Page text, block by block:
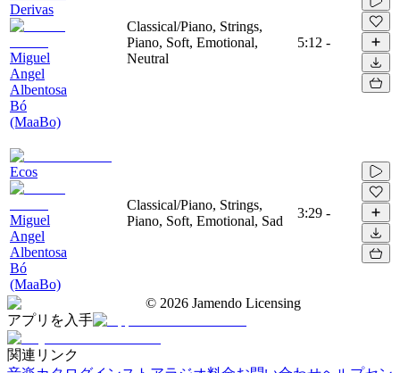
Derivas
Miguel
Angel
Albentosa
Bó
(MaaBo)
Classical/Piano, Strings,
Piano, Soft, Emotional,
Neutral
5:12 -
Ecos
Miguel
Angel
Albentosa
Bó
(MaaBo)
Classical/Piano, Strings,
Piano, Soft, Emotional, Sad
3:29 -
© 2026 Jamendo Licensing
アプリを入手
関連リンク